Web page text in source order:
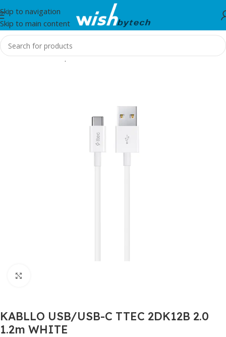
Skip to navigation
Skip to main content
Home/Aksesorë për telefon, tablet dhe smartwatch/TTEC
KABLLO USB/USB-C TTEC 2DK12B 2.0
1.2m WHITE